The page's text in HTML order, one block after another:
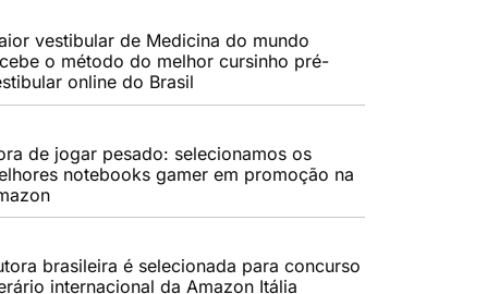
vestibular de Medicina do mundo
o método do melhor cursinho pré-
online do Brasil
de jogar pesado: selecionamos os
notebooks gamer em promoção na
brasileira é selecionada para concurso
internacional da Amazon Itália